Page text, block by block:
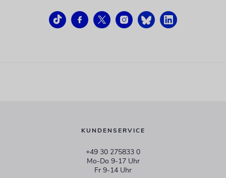
KUNDENSERVICE
+49 30 275833 0
Mo-Do 9-17 Uhr
Fr 9-14 Uhr